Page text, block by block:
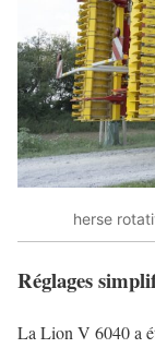
herse
Réglages
La Lion V 6040 a